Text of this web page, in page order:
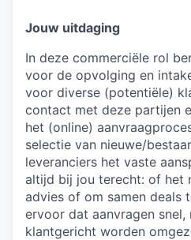
Jouw uitdaging
In deze commerciële rol
voor de opvolging en
voor diverse (potentiële)
contact met deze partijen
het (online)
selectie van nieuwe/
leveranciers het vaste
altijd bij jou terecht: of het
advies of om samen deals
ervoor dat aanvragen snel,
klantgericht worden